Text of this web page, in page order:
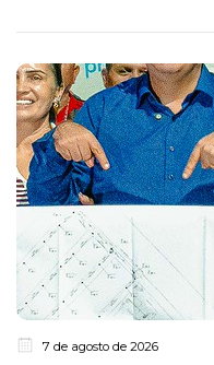
7 de agosto de 2026